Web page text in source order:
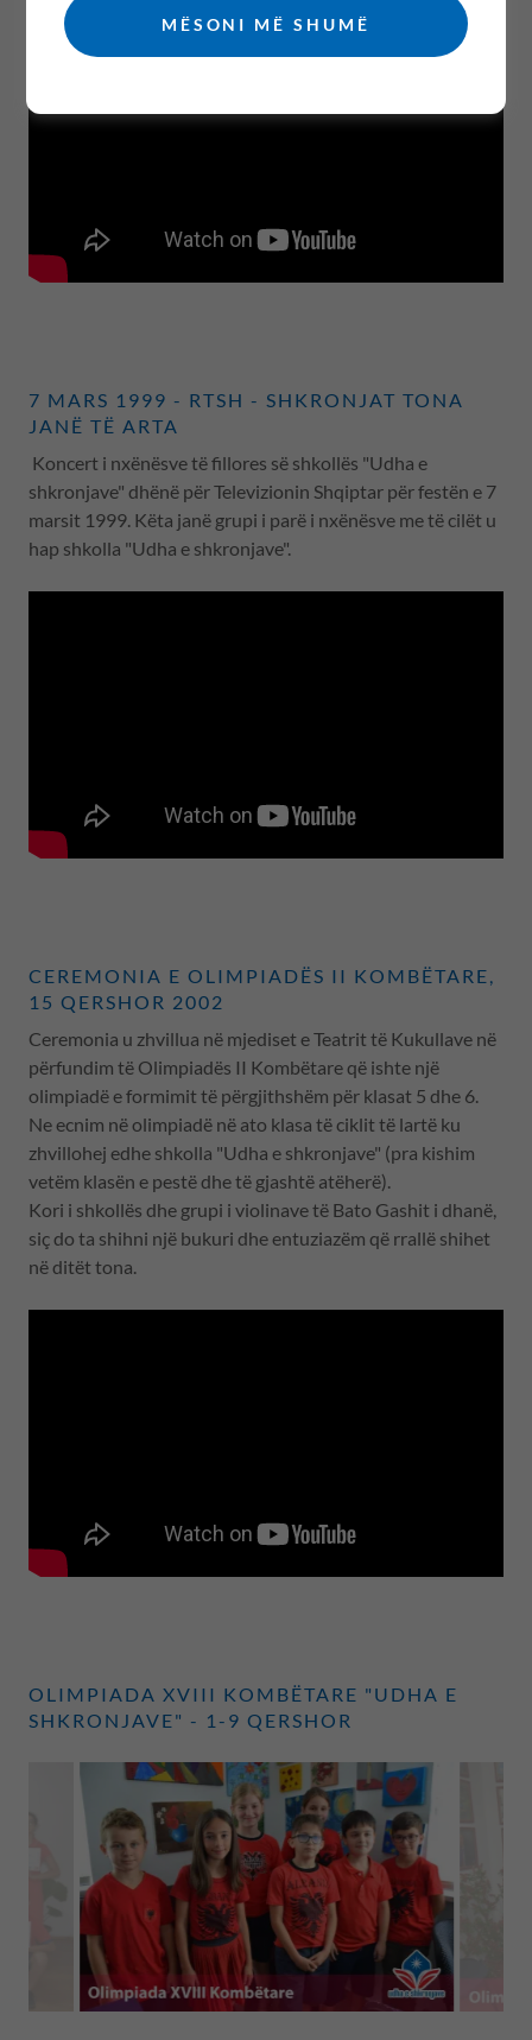
7 MARS 1999 - RTSH - SHKRONJAT TONA
JANË TË ARTA
Koncert i nxënësve të fillores së shkollës "Udha e
shkronjave" dhënë për Televizionin Shqiptar për festën e 7
marsit 1999. Këta janë grupi i parë i nxënësve me të cilët u
hap shkolla "Udha e shkronjave".
CEREMONIA E OLIMPIADËS II KOMBËTARE,
15 QERSHOR 2002
Ceremonia u zhvillua në mjediset e Teatrit të Kukullave në
përfundim të Olimpiadës II Kombëtare që ishte një
olimpiadë e formimit të përgjithshëm për klasat 5 dhe 6.
Ne ecnim në olimpiadë në ato klasa të ciklit të lartë ku
zhvillohej edhe shkolla "Udha e shkronjave" (pra kishim
vetëm klasën e pestë dhe të gjashtë atëherë).
Kori i shkollës dhe grupi i violinave të Bato Gashit i dhanë,
siç do ta shihni një bukuri dhe entuziazëm që rrallë shihet
në ditët tona.
OLIMPIADA XVIII KOMBËTARE "UDHA E
SHKRONJAVE" - 1-9 QERSHOR
MËSONI MË SHUMË